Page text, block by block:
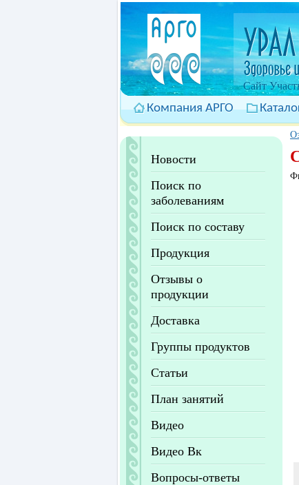
Cайт
Компания АРГО
Новости
Поиск по
заболеваниям
Поиск по составу
Продукция
Отзывы о
продукции
Доставка
Группы продуктов
Статьи
План занятий
Видео
Видео Вк
Вопросы-ответы